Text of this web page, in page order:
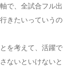
で、全試合フル出
きたいっていうの
を考えて、活躍で
ないといけないと